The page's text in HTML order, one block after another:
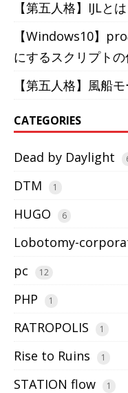
【第五人格】IJLとは
【Windows10】
にするスクリプト
【第五人格】風船
CATEGORIES
Dead by Daylight
DTM 1
HUGO 6
Lobotomy-
pc 12
PHP 1
RATROPOLIS 1
Rise to Ruins 1
STATION flow 1